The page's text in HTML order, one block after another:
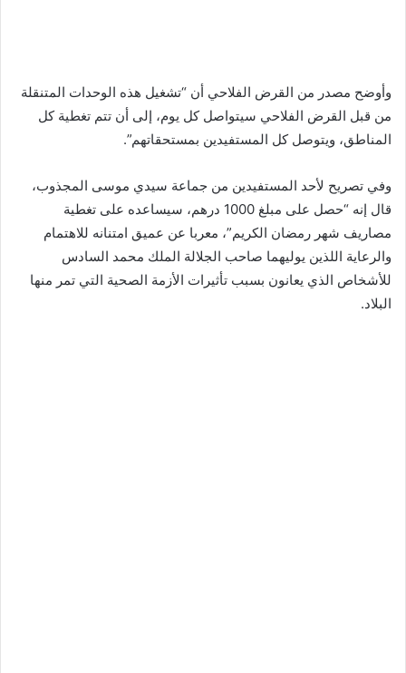
وأوضح مصدر من القرض الفلاحي أن “تشغيل هذه الوحدات المتنقلة
من قبل القرض الفلاحي سيتواصل كل يوم، إلى أن تتم تغطية كل
المناطق، ويتوصل كل المستفيدين بمستحقاتهم”.
وفي تصريح لأحد المستفيدين من جماعة سيدي موسى المجذوب،
قال إنه “حصل على مبلغ 1000 درهم، سيساعده على تغطية
مصاريف شهر رمضان الكريم”، معربا عن عميق امتنانه للاهتمام
والرعاية اللذين يوليهما صاحب الجلالة الملك محمد السادس
للأشخاص الذي يعانون بسبب تأثيرات الأزمة الصحية التي تمر منها
البلاد.